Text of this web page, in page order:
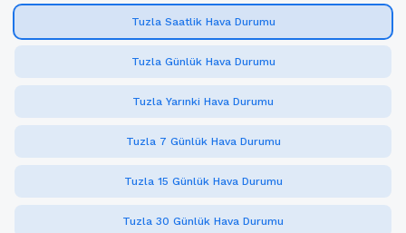
Tuzla Saatlik Hava Durumu
Tuzla Günlük Hava Durumu
Tuzla Yarınki Hava Durumu
Tuzla 7 Günlük Hava Durumu
Tuzla 15 Günlük Hava Durumu
Tuzla 30 Günlük Hava Durumu